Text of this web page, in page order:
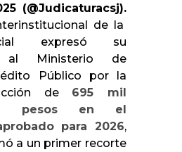
(@Judicaturacsj).
de la
expresó su
al Ministerio de
Público por la
de 695 mil
pesos en el
para 2026,
a un primer recorte